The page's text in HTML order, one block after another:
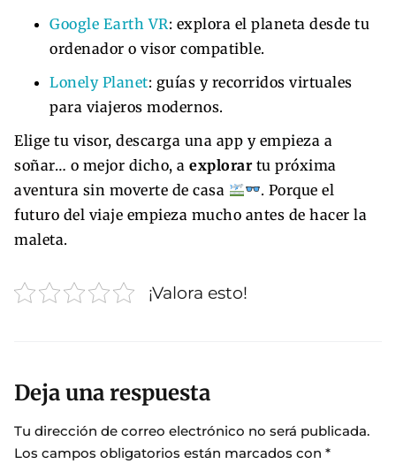
Google Earth VR: explora el planeta desde tu
ordenador o visor compatible.
Lonely Planet: guías y recorridos virtuales
para viajeros modernos.
Elige tu visor, descarga una app y empieza a
soñar… o mejor dicho, a explorartu próxima
aventura sin moverte de casa
. Porque el
futuro del viaje empieza mucho antes de hacer la
maleta.
¡Valora esto!
Deja una respuesta
Tu dirección de correo electrónico no será publicada.
Los campos obligatorios están marcados con *